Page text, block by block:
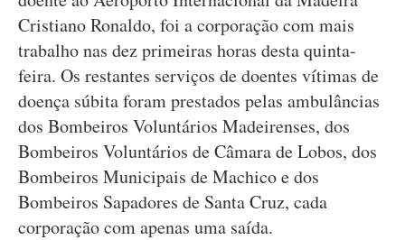
Cristiano Ronaldo, foi a corporação com mais
trabalho nas dez primeiras horas desta quinta-
feira. Os restantes serviços de doentes vítimas de
doença súbita foram prestados pelas ambulâncias
dos Bombeiros Voluntários Madeirenses, dos
Bombeiros Voluntários de Câmara de Lobos, dos
Bombeiros Municipais de Machico e dos
Bombeiros Sapadores de Santa Cruz, cada
corporação com apenas uma saída.